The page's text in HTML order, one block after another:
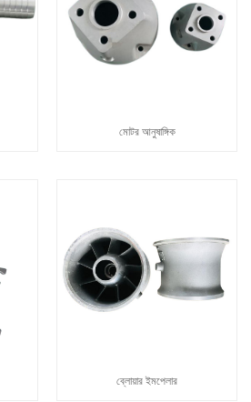
মোটর আনুষাঙ্গিক
ব্লোয়ার ইমপেলার